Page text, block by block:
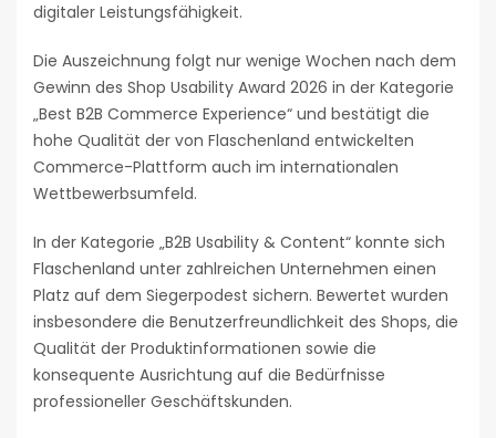
digitaler Leistungsfähigkeit.
Die Auszeichnung folgt nur wenige Wochen nach dem
Gewinn des Shop Usability Award 2026 in der Kategorie
„Best B2B Commerce Experience“ und bestätigt die
hohe Qualität der von Flaschenland entwickelten
Commerce-Plattform auch im internationalen
Wettbewerbsumfeld.
In der Kategorie „B2B Usability & Content“ konnte sich
Flaschenland unter zahlreichen Unternehmen einen
Platz auf dem Siegerpodest sichern. Bewertet wurden
insbesondere die Benutzerfreundlichkeit des Shops, die
Qualität der Produktinformationen sowie die
konsequente Ausrichtung auf die Bedürfnisse
professioneller Geschäftskunden.